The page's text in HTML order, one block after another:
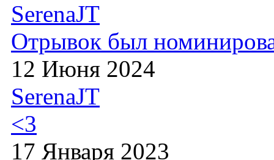
SerenaJT
Отрывок был
12 Июня 2024
SerenaJT
<3
17 Января 2023